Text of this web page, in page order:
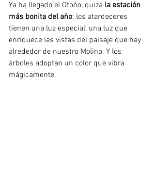
Ya ha llegado el Otoño, quizá la estación
más bonita del año: los atardeceres
tienen una luz especial, una luz que
enriquece las vistas del paisaje que hay
alrededor de nuestro Molino. Y los
árboles adoptan un color que vibra
mágicamente.